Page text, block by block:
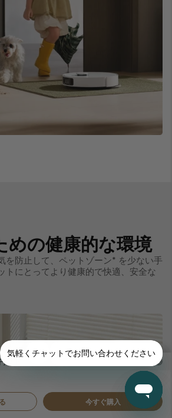
以上
今すぐ購入
めの健康的な環境
を防止して、ペットゾーン* を少ない手
トにとってより健康的で快適、安全な